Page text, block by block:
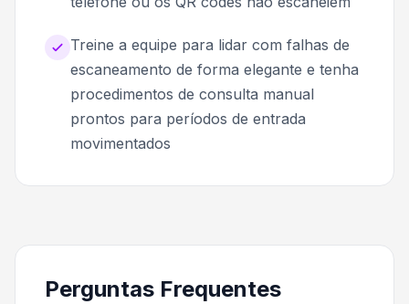
Treine a equipe para lidar com falhas de
escaneamento de forma elegante e tenha
procedimentos de consulta manual
prontos para períodos de entrada
movimentados
Perguntas Frequentes